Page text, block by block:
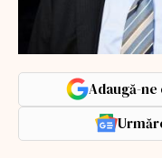
Adaugă-